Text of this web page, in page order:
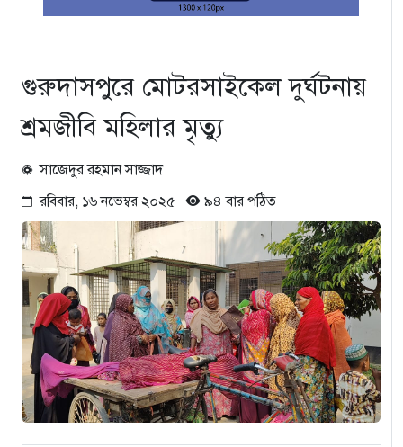
গুরুদাসপুরে মোটরসাইকেল দুর্ঘটনায়
শ্রমজীবি মহিলার মৃত্যু
সাজেদুর রহমান সাজ্জাদ
রবিবার, ১৬ নভেম্বর ২০২৫
৯৪ বার পঠিত